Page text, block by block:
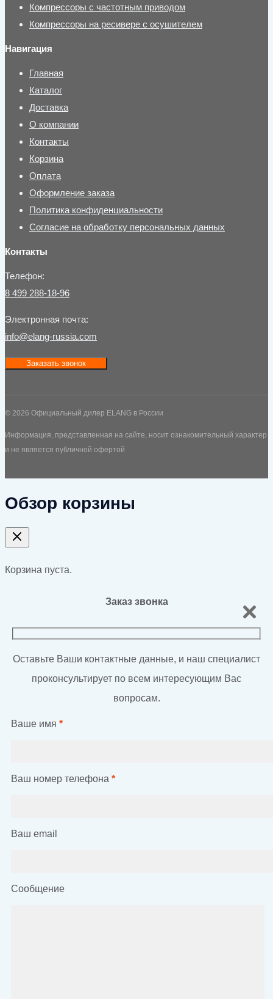
Компрессоры с частотным приводом
Компрессоры на ресивере с осушителем
Навигация
Главная
Каталог
Доставка
О компании
Контакты
Корзина
Оплата
Оформление заказа
Политика конфиденциальности
Согласие на обработку персональных данных
Контакты
Телефон:
8 499 288-18-96
Электронная почта:
info@elang-russia.com
Заказать звонок
© 2026 Официальный дилер ELANG в России
Информация, представленная на сайте, носит ознакомительный характер
и не является публичной офертой
Обзор корзины
Корзина пуста.
Заказ звонка
Оставьте Ваши контактные данные, и наш специалист
проконсультирует по всем интересующим Вас
вопросам.
Ваше имя *
Ваш номер телефона *
Ваш email
Сообщение